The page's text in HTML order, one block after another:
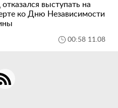
отказался выступать на
ко Дню Независимости
00:58 11.08